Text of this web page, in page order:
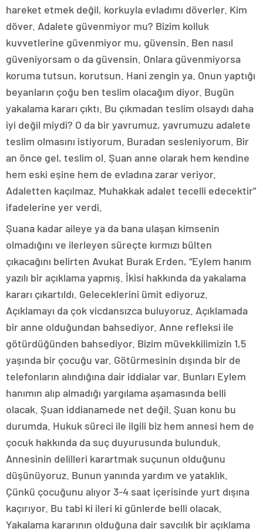
hareket etmek değil, korkuyla evladımı döverler. Kim
döver. Adalete güvenmiyor mu? Bizim kolluk
kuvvetlerine güvenmiyor mu, güvensin. Ben nasıl
güveniyorsam o da güvensin. Onlara güvenmiyorsa
koruma tutsun, korutsun. Hani zengin ya. Onun yaptığı
beyanların çoğu ben teslim olacağım diyor. Bugün
yakalama kararı çıktı. Bu çıkmadan teslim olsaydı daha
iyi değil miydi? O da bir yavrumuz, yavrumuzu adalete
teslim olmasını istiyorum. Buradan sesleniyorum. Bir
an önce gel, teslim ol. Şuan anne olarak hem kendine
hem eski eşine hem de evladına zarar veriyor.
Adaletten kaçılmaz. Muhakkak adalet tecelli edecektir”
ifadelerine yer verdi.
Şuana kadar aileye ya da bana ulaşan kimsenin
olmadığını ve ilerleyen süreçte kırmızı bülten
çıkacağını belirten Avukat Burak Erden, “Eylem hanım
yazılı bir açıklama yapmış. İkisi hakkında da yakalama
kararı çıkartıldı. Geleceklerini ümit ediyoruz.
Açıklamayı da çok vicdansızca buluyoruz. Açıklamada
bir anne olduğundan bahsediyor. Anne refleksi ile
götürdüğünden bahsediyor. Bizim müvekkilimizin 1,5
yaşında bir çocuğu var. Götürmesinin dışında bir de
telefonların alındığına dair iddialar var. Bunları Eylem
hanımın alıp almadığı yargılama aşamasında belli
olacak. Şuan iddianamede net değil. Şuan konu bu
durumda. Hukuk süreci ile ilgili biz hem annesi hem de
çocuk hakkında da suç duyurusunda bulunduk.
Annesinin delilleri karartmak suçunun olduğunu
düşünüyoruz. Bunun yanında yardım ve yataklık.
Çünkü çocuğunu alıyor 3-4 saat içerisinde yurt dışına
kaçırıyor. Bu tabi ki ileri ki günlerde belli olacak.
Yakalama kararının olduğuna dair savcılık bir açıklama